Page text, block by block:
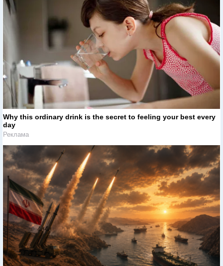
Why this ordinary drink is the secret to feeling your best every
day
Реклама